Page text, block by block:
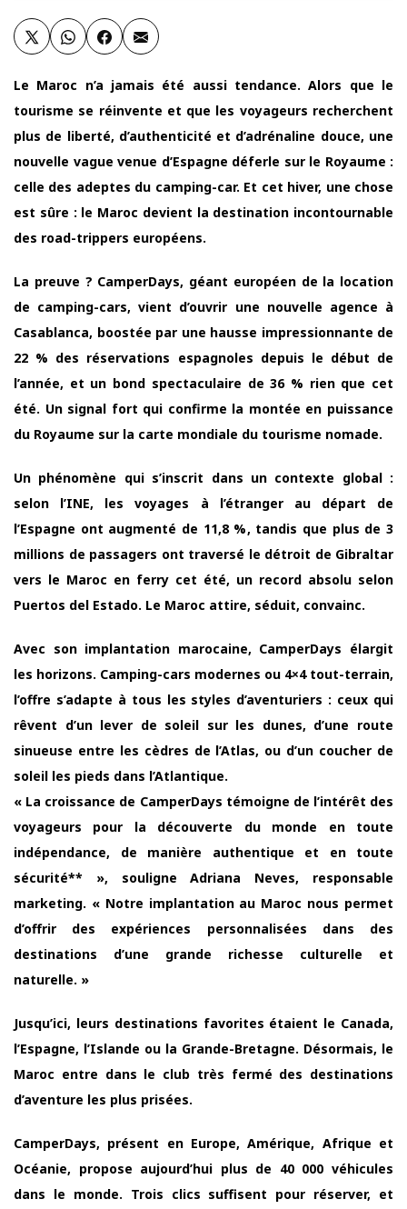
Le Maroc n’a jamais été aussi tendance. Alors que le
tourisme se réinvente et que les voyageurs recherchent
plus de liberté, d’authenticité et d’adrénaline douce, une
nouvelle vague venue d’Espagne déferle sur le Royaume :
celle des adeptes du camping-car. Et cet hiver, une chose
est sûre : le Maroc devient la destination incontournable
des road-trippers européens.
La preuve ? CamperDays, géant européen de la location
de camping-cars, vient d’ouvrir une nouvelle agence à
Casablanca, boostée par une hausse impressionnante de
22 % des réservations espagnoles depuis le début de
l’année, et un bond spectaculaire de 36 % rien que cet
été. Un signal fort qui confirme la montée en puissance
du Royaume sur la carte mondiale du tourisme nomade.
Un phénomène qui s’inscrit dans un contexte global :
selon l’INE, les voyages à l’étranger au départ de
l’Espagne ont augmenté de 11,8 %, tandis que plus de 3
millions de passagers ont traversé le détroit de Gibraltar
vers le Maroc en ferry cet été, un record absolu selon
Puertos del Estado. Le Maroc attire, séduit, convainc.
Avec son implantation marocaine, CamperDays élargit
les horizons. Camping-cars modernes ou 4×4 tout-terrain,
l’offre s’adapte à tous les styles d’aventuriers : ceux qui
rêvent d’un lever de soleil sur les dunes, d’une route
sinueuse entre les cèdres de l’Atlas, ou d’un coucher de
soleil les pieds dans l’Atlantique.
« La croissance de CamperDays témoigne de l’intérêt des
voyageurs pour la découverte du monde en toute
indépendance, de manière authentique et en toute
sécurité** », souligne Adriana Neves, responsable
marketing. « Notre implantation au Maroc nous permet
d’offrir des expériences personnalisées dans des
destinations d’une grande richesse culturelle et
naturelle. »
Jusqu’ici, leurs destinations favorites étaient le Canada,
l’Espagne, l’Islande ou la Grande-Bretagne. Désormais, le
Maroc entre dans le club très fermé des destinations
d’aventure les plus prisées.
CamperDays, présent en Europe, Amérique, Afrique et
Océanie, propose aujourd’hui plus de 40 000 véhicules
dans le monde. Trois clics suffisent pour réserver, et